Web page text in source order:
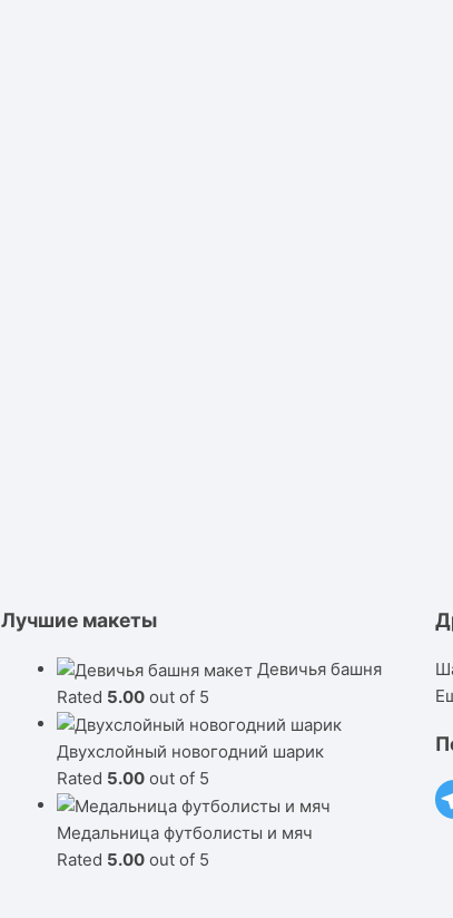
Лучшие макеты
Девичья башня
Rated 5.00out of 5
Двухслойный новогодний шарик
Rated 5.00out of 5
Медальница футболисты и мяч
Rated 5.00out of 5